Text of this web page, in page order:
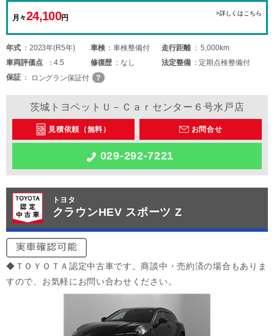
月々24,100円
>詳しくはこちら
年式 2023年(R5年) 車検 車検整備付 走行距離
5,000km
車両評価点 4.5 修復歴 なし 法定整備
定期点検整備付
保証
ロングラン保証付
茨城トヨペットＵ－Ｃａｒセンター６号水戸店
見積依頼（無料） お問合せ
029-292-7221
トヨタ
クラウンHEV スポーツ Z
◆ＴＯＹＯＴＡ認定中古車です。商談中・売約済の場合もありま
すので、お気軽にお問い合わせください。